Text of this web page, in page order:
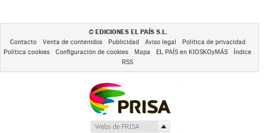
© EDICIONES EL PAÍS S.L.
Contacto Venta de contenidos Publicidad Aviso legal
Política de privacidad
Política cookies
Configuración de cookies Mapa EL PAÍS en KIOSKOyMÁS
Índice
RSS